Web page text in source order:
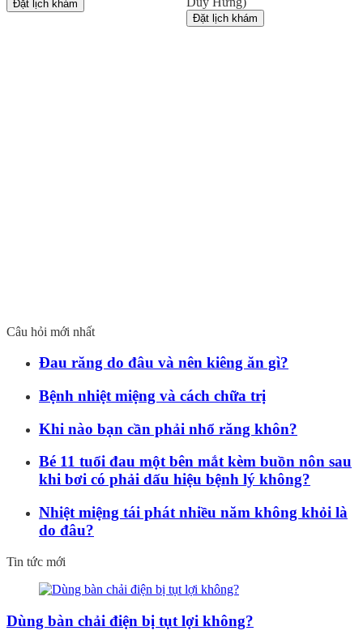
Đặt lịch khám
Đặt lịch khám
Câu hỏi mới nhất
Đau răng do đâu và nên kiêng ăn gì?
Bệnh nhiệt miệng và cách chữa trị
Khi nào bạn cần phải nhổ răng khôn?
Bé 11 tuổi đau một bên mắt kèm buồn nôn sau
khi bơi có phải dấu hiệu bệnh lý không?
Nhiệt miệng tái phát nhiều năm không khỏi là
do đâu?
Tin tức mới
Dùng bàn chải điện bị tụt lợi không?